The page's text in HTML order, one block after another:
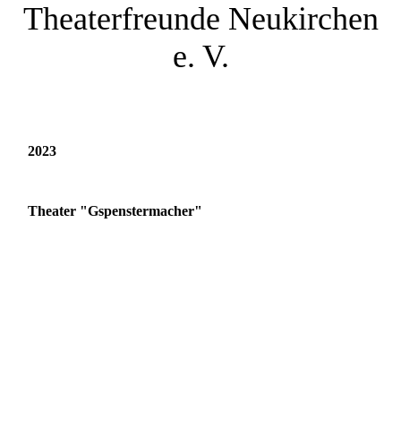
Theaterfreunde Neukirchen
e. V.
2023
Theater "Gspenstermacher"